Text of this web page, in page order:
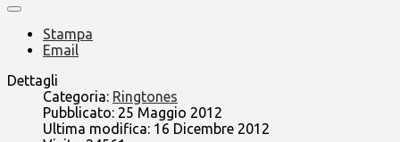
Stampa
Email
Dettagli
Categoria: Ringtones
Pubblicato: 25 Maggio 2012
Ultima modifica: 16 Dicembre 2012